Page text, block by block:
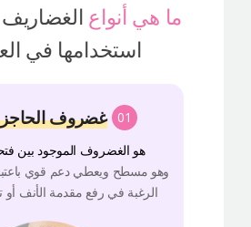
ما هي أنواع
استخدامها في
01 غضروف الحاجز
هو الغضروف الموجود بين
وهو مسطح ويعطي دعم قوي
الرغبة في رفع مقدمة الأنف أو